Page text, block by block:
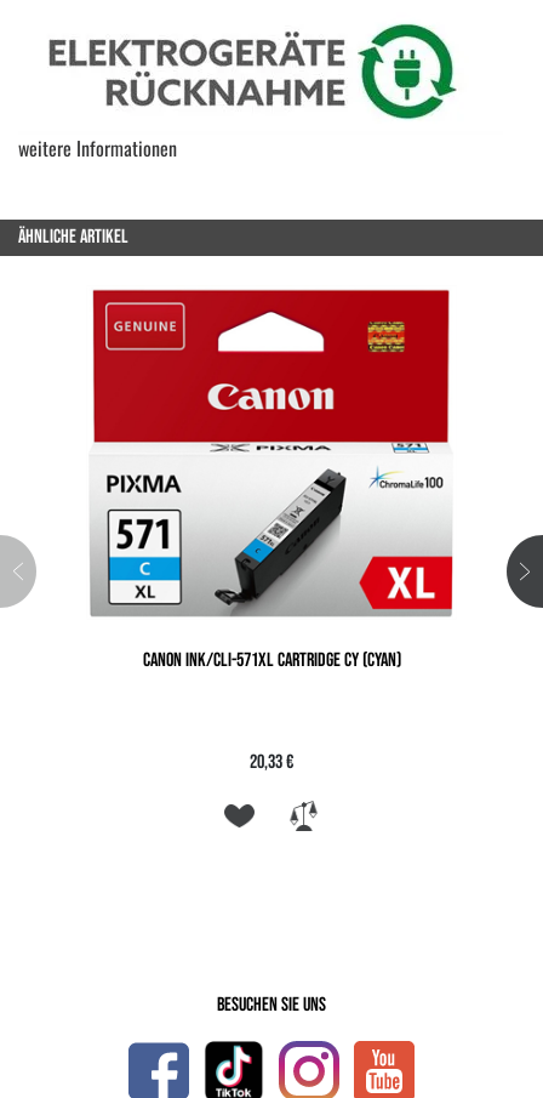
weitere Informationen
ÄHNLICHE ARTIKEL
CANON INK/CLI-571XL CARTRIDGE CY (CYAN)
20,33 €
Besuchen Sie uns